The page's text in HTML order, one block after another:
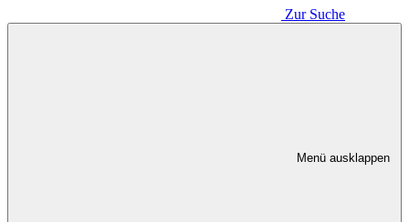
Zur Suche
Menü ausklappen